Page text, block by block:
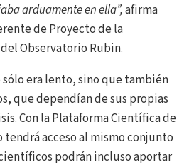
arduamente en ella”,afirma
de Proyecto de la
Observatorio Rubin.
era lento, sino que también
que dependían de sus propias
Con la Plataforma Científica de
acceso al mismo conjunto
podrán incluso aportar